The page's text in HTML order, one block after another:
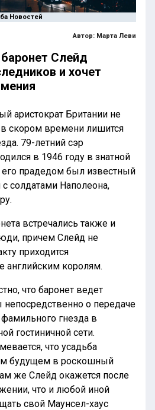
Новостей
Автор: Марта Леви
Слейд
и хочет
аристократ Британии не
скором времени лишится
79-летний сэр
в 1946 году в знатной
прадедом был известный
солдатами Наполеона,
встречались также и
причем Слейд не
приходится
английским королям.
что баронет ведет
о передаче
гнезда в
гостиничной сети.
что усадьба
будущем в роскошный
же Слейд окажется после
что и любой иной
свой Маунсел-хаус